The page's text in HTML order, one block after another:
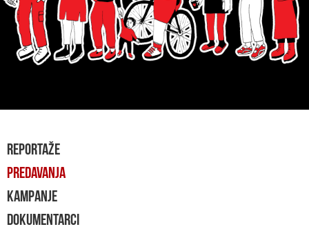
REPORTAŽE
PREDAVANJA
KAMPANJE
DOKUMENTARCI